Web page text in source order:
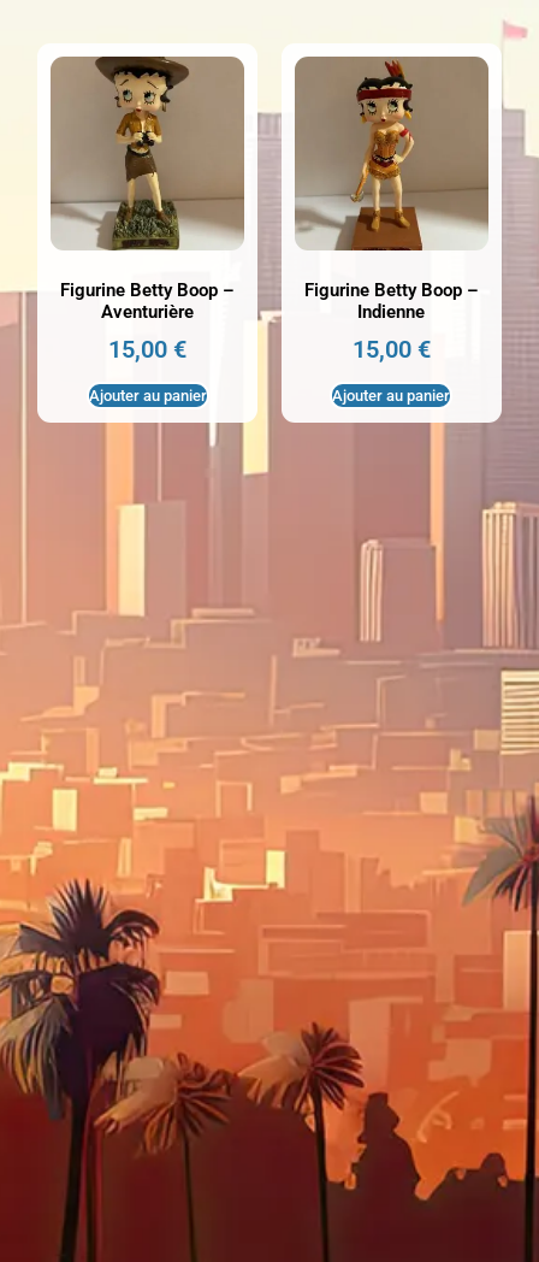
Figurine Betty Boop –
Aventurière
15,00€
Ajouter au panier
Figurine Betty Boop –
Indienne
15,00 €
Ajouter au panier